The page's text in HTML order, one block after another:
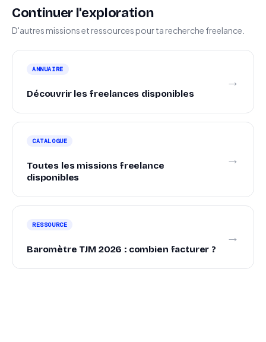
Continuer l'exploration
D'autres missions et ressources pour ta recherche freelance.
ANNUAIRE
Découvrir les freelances disponibles
→
CATALOGUE
Toutes les missions freelance
disponibles
→
RESSOURCE
Baromètre TJM 2026 : combien facturer ?
→